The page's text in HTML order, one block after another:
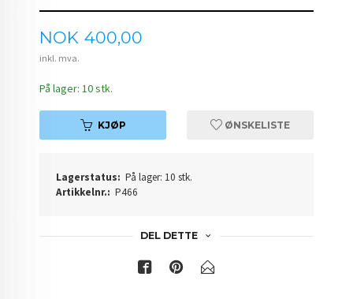
Pris
NOK 400,00
inkl. mva.
På lager: 10 stk.
KJØP ØNSKELISTE
Lagerstatus: På lager: 10 stk.
Artikkelnr.: P466
DEL DETTE